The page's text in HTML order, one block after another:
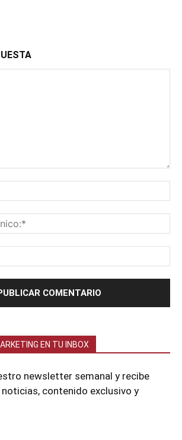
EN TU INBOX
newsletter semanal y recibe
contenido exclusivo y